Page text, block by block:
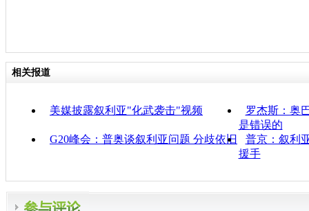
相关报道
美媒披露叙利亚"化武袭击"视频
罗杰斯：奥
是错误的
G20峰会：普奥谈叙利亚问题 分歧依旧
普京：叙利
援手